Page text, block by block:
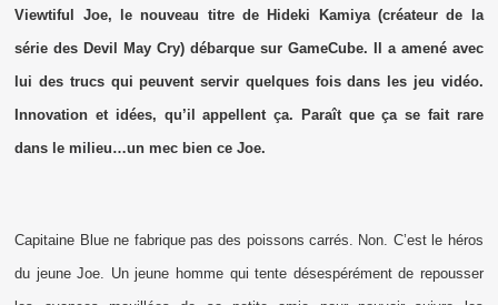
Viewtiful Joe, le nouveau titre de Hideki Kamiya (créateur de la
série des Devil May Cry) débarque sur GameCube. Il a amené avec
lui des trucs qui peuvent servir quelques fois dans les jeu vidéo.
Innovation et idées, qu’il appellent ça. Paraît que ça se fait rare
dans le milieu…un mec bien ce Joe.
Capitaine Blue ne fabrique pas des poissons carrés. Non. C’est le héros
du jeune Joe. Un jeune homme qui tente désespérément de repousser